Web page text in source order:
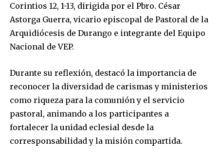
Corintios 12, 1-13, dirigida por el Pbro. César
Astorga Guerra, vicario episcopal de Pastoral de la
Arquidiócesis de Durango e integrante del Equipo
Nacional de VEP.
Durante su reflexión, destacó la importancia de
reconocer la diversidad de carismas y ministerios
como riqueza para la comunión y el servicio
pastoral, animando a los participantes a
fortalecer la unidad eclesial desde la
corresponsabilidad y la misión compartida.